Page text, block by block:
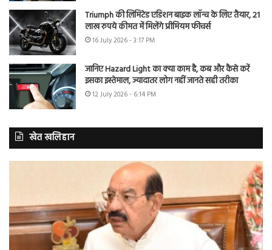
Triumph की लिमिटेड एडिशन बाइक लॉन्च के लिए तैयार, 21
लाख रुपये कीमत में मिलेंगे प्रीमियम फीचर्स
16 July 2026 - 3:17 PM
जानिए Hazard Light का क्या काम है, कब और कैसे करें
इसका इस्तेमाल, ज्यादातर लोग नहीं जानते सही तरीका
12 July 2026 - 6:14 PM
खेत खलिहान